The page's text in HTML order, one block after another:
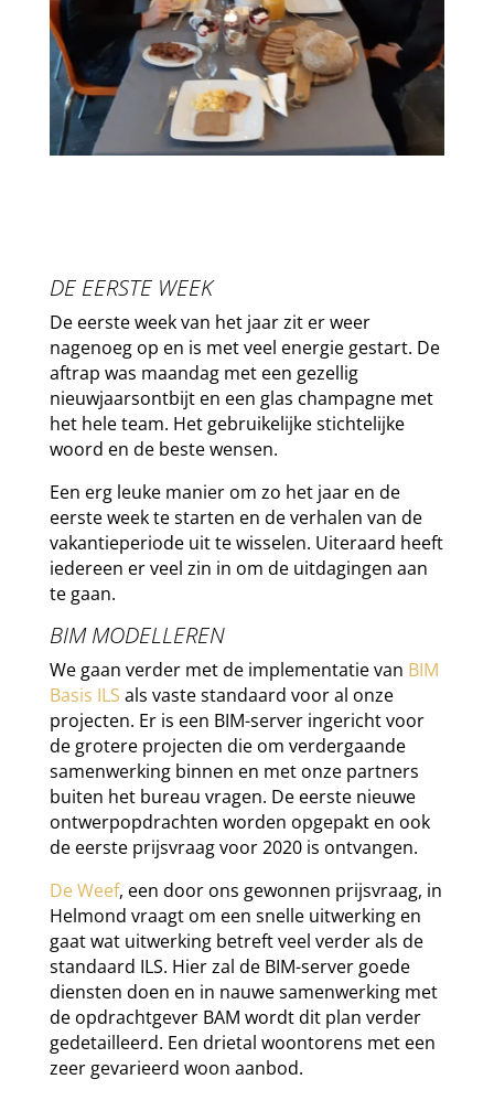
DE EERSTE WEEK
De eerste week van het jaar zit er weer
nagenoeg op en is met veel energie gestart. De
aftrap was maandag met een gezellig
nieuwjaarsontbijt en een glas champagne met
het hele team. Het gebruikelijke stichtelijke
woord en de beste wensen.
Een erg leuke manier om zo het jaar en de
eerste week te starten en de verhalen van de
vakantieperiode uit te wisselen. Uiteraard heeft
iedereen er veel zin in om de uitdagingen aan
te gaan.
BIM MODELLEREN
We gaan verder met de implementatie van BIM
Basis ILS als vaste standaard voor al onze
projecten. Er is een BIM-server ingericht voor
de grotere projecten die om verdergaande
samenwerking binnen en met onze partners
buiten het bureau vragen. De eerste nieuwe
ontwerpopdrachten worden opgepakt en ook
de eerste prijsvraag voor 2020 is ontvangen.
De Weef, een door ons gewonnen prijsvraag, in
Helmond vraagt om een snelle uitwerking en
gaat wat uitwerking betreft veel verder als de
standaard ILS. Hier zal de BIM-server goede
diensten doen en in nauwe samenwerking met
de opdrachtgever BAM wordt dit plan verder
gedetailleerd. Een drietal woontorens met een
zeer gevarieerd woon aanbod.